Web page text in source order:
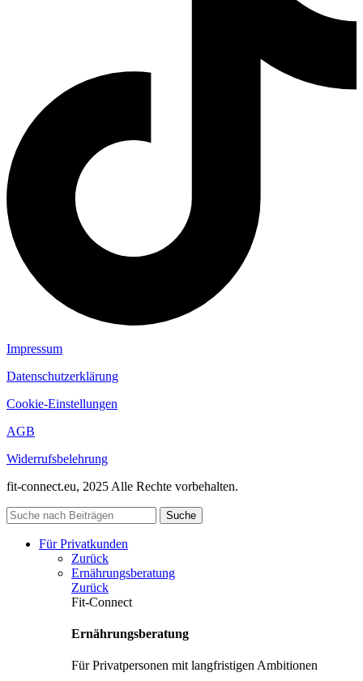
Impressum
Datenschutzerklärung
Cookie-Einstellungen
AGB
Widerrufsbelehrung
fit-connect.eu, 2025 Alle Rechte vorbehalten.
Suche
Für Privatkunden
Zurück
Ernährungsberatung
Zurück
Fit-Connect
Ernährungsberatung
Für Privatpersonen mit langfristigen Ambitionen